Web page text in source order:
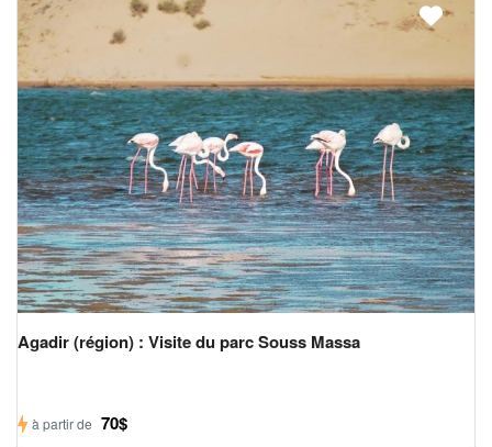
Agadir (région) : Visite du parc Souss Massa
à partir de 70$